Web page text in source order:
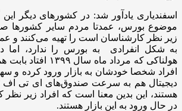
اسفندیاری یادآور شد: در کشورهای دیگر
موضوع بورس، عمدتا مردم سایر کشورها
زیر نظر کارشناسان است را تهیه می‌کنند و
به شکل انفرادی به بورس را ندارد، اما
هولناکی که مرداد
افراد شخصا خودشان به بازار ورود کرده و
هستند، این بدین معنا است که افراد زیر
در حال ورود به این بازار هستند.